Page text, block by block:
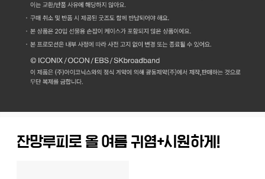
잔망루피로 올 여름 귀염+시원하게!